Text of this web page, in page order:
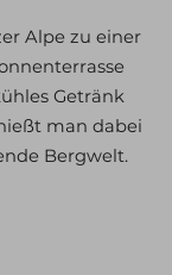
Alpe zu einer
Getränk
man dabei
Bergwelt.